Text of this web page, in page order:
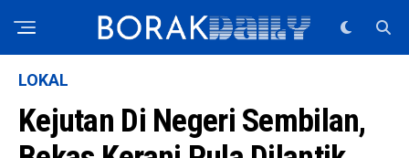
LOKAL
Kejutan Di Negeri Sembilan,